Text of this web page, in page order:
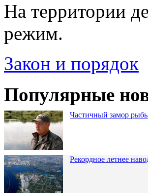
На территории
режим.
Закон и порядок
Популярные
Частичный замор
Рекордное летнее